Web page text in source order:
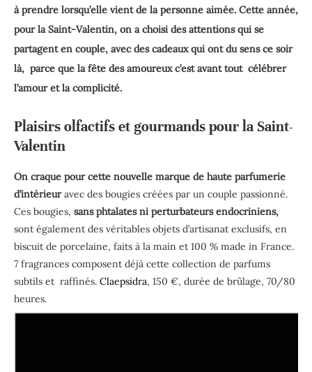
à prendre lorsqu’elle vient de la personne aimée. Cette année,
pour la Saint-Valentin, on a choisi des attentions qui se
partagent en couple, avec des cadeaux qui ont du sens ce soir
là, parce que la fête des amoureux c’est avant tout célébrer
l’amour et la complicité.
Plaisirs olfactifs et gourmands pour la Saint-
Valentin
On craque pour cette nouvelle marque de haute parfumerie
d’intérieuravec des bougies créées par un couple passionné.
Ces bougies, sans phtalates ni perturbateurs endocriniens,
sont également des véritables objets d’artisanat exclusifs, en
biscuit de porcelaine, faits à la main et 100 % made in France.
7 fragrances composent déjà cette collection de parfums
subtils et raffinés. Claepsidra, 150 €, durée de brûlage, 70/80
heures.